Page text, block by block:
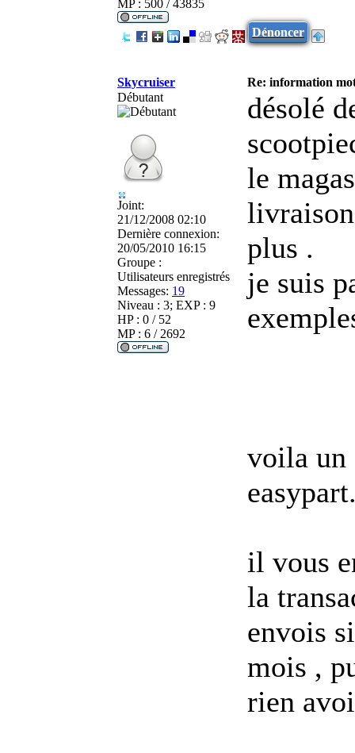
MP : 500 / 43835
Dénoncer
Skycruiser
Re: information
Débutant
Joint:
21/12/2008 02:10
Dernière connexion:
20/05/2010 16:15
Groupe :
Utilisateurs enregistrés
Messages: 19
Niveau : 3; EXP : 9
HP : 0 / 52
MP : 6 / 2692
désolé
le
plus .
je suis
voila un
il vous
la
envois
mois ,
rien